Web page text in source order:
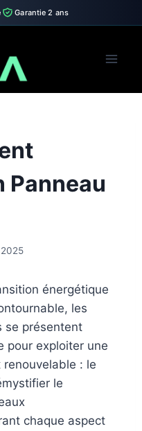
Garantie 2 ans
Panneau
énergétique
les
se présentent
pour exploiter une
renouvelable : le
le
chaque aspect